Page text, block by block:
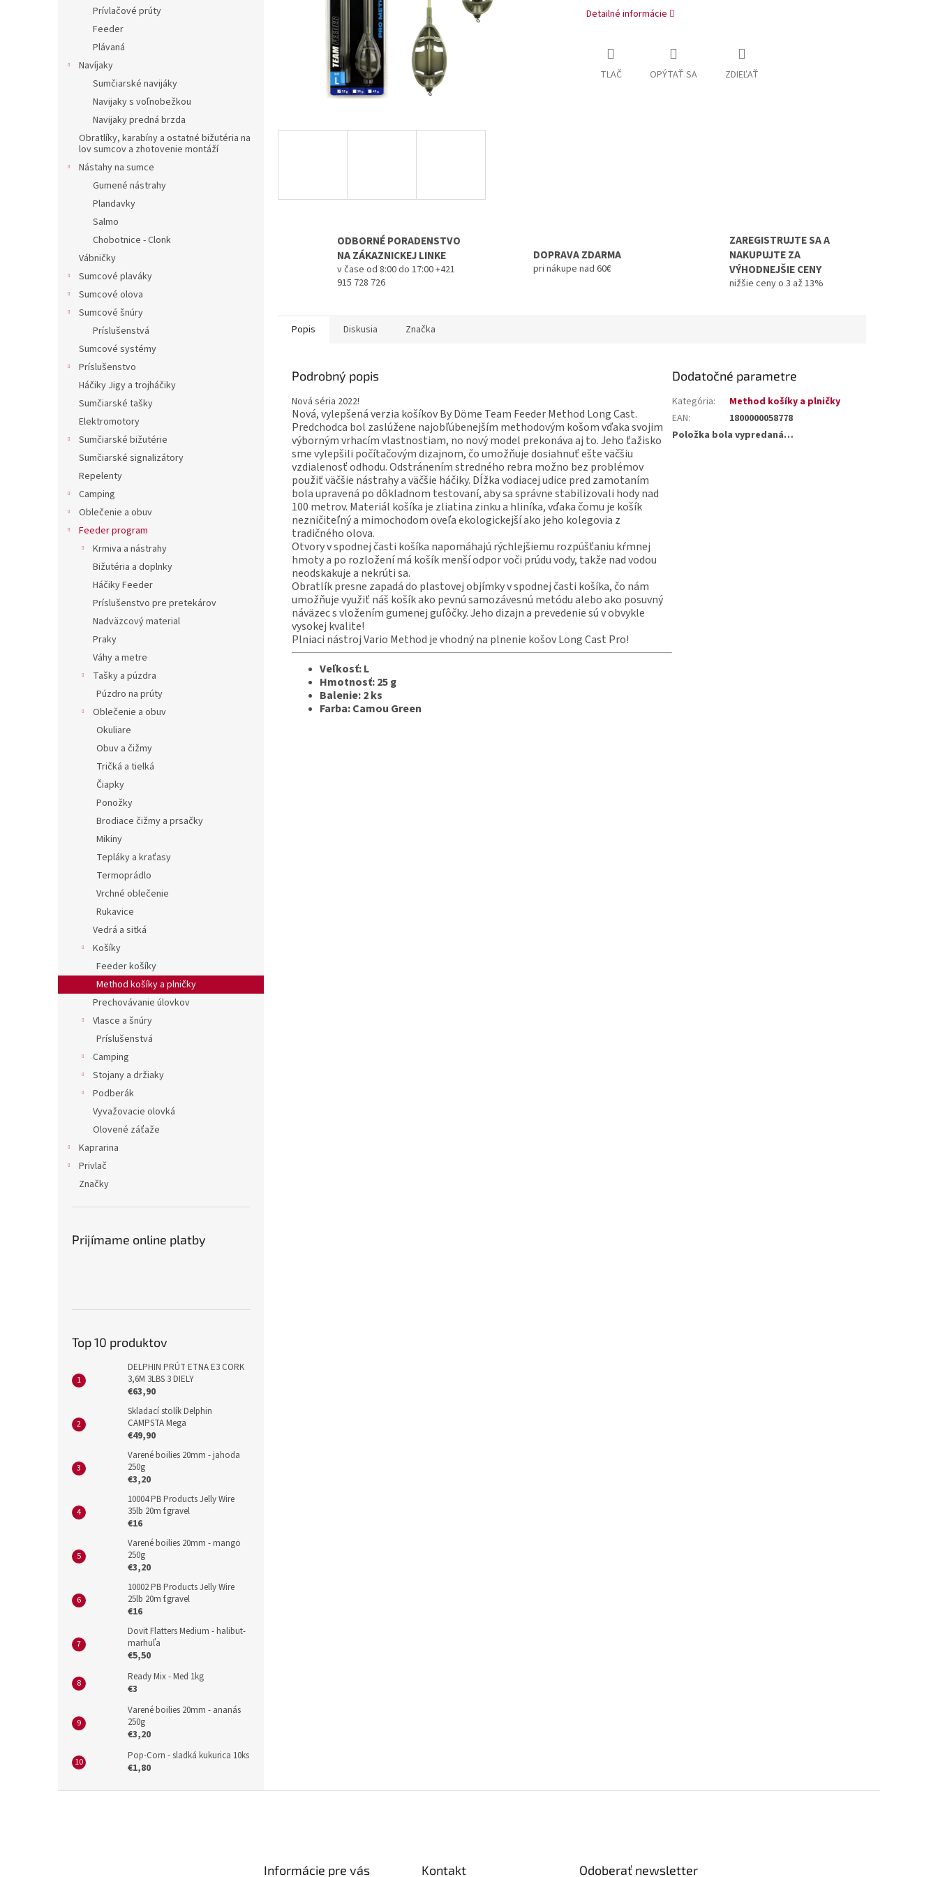
Prívlačové prúty
Feeder
Plávaná
Navíjaky
Sumčiarské navijáky
Navijaky s voľnobežkou
Navijaky predná brzda
Obratlíky, karabíny a ostatné bižutéria na
lov sumcov a zhotovenie montáží
Nástahy na sumce
Gumené nástrahy
Plandavky
Salmo
Chobotnice - Clonk
Vábničky
Sumcové plaváky
Sumcové olova
Sumcové šnúry
Príslušenstvá
Sumcové systémy
Príslušenstvo
Háčiky Jigy a trojháčiky
Sumčiarské tašky
Elektromotory
Sumčiarské bižutérie
Sumčiarské signalizátory
Repelenty
Camping
Oblečenie a obuv
Feeder program
Krmiva a nástrahy
Bižutéria a doplnky
Háčiky Feeder
Príslušenstvo pre pretekárov
Nadväzcový material
Praky
Váhy a metre
Tašky a púzdra
Púzdro na prúty
Oblečenie a obuv
Okuliare
Obuv a čižmy
Tričká a tielká
Čiapky
Ponožky
Brodiace čižmy a prsačky
Mikiny
Tepláky a kraťasy
Termoprádlo
Vrchné oblečenie
Rukavice
Vedrá a sitká
Košíky
Feeder košíky
Method košíky a plničky
Prechovávanie úlovkov
Vlasce a šnúry
Príslušenstvá
Camping
Stojany a držiaky
Podberák
Vyvažovacie olovká
Olovené záťaže
Kaprarina
Privlač
Značky
Prijímame online platby
Top 10 produktov
DELPHIN PRÚT ETNA E3 CORK
3,6M 3LBS 3 DIELY
€63,90
Skladací stolík Delphin
CAMPSTA Mega
€49,90
Varené boilies 20mm - jahoda
250g
€3,20
10004 PB Products Jelly Wire
35lb 20m f.gravel
€16
Varené boilies 20mm - mango
250g
€3,20
10002 PB Products Jelly Wire
25lb 20m f.gravel
€16
Dovit Flatters Medium - halibut-
marhuľa
€5,50
Ready Mix - Med 1kg
€3
Varené boilies 20mm - ananás
250g
€3,20
Pop-Corn - sladká kukurica 10ks
€1,80
Detailné informácie
TLAČ OPÝTAŤ SA ZDIEĽAŤ
ODBORNÉ PORADENSTVO
NA ZÁKAZNICKEJ LINKE
v čase od 8:00 do 17:00 +421
915 728 726
DOPRAVA ZDARMA
pri nákupe nad 60€
ZAREGISTRUJTE SA A
NAKUPUJTE ZA
VÝHODNEJŠIE CENY
nižšie ceny o 3 až 13%
Popis Diskusia Značka
Podrobný popis
Nová séria 2022!
Nová, vylepšená verzia košíkov By Döme Team Feeder Method Long Cast.
Predchodca bol zaslúžene najobľúbenejším methodovým košom vďaka svojim
výborným vrhacím vlastnostiam, no nový model prekonáva aj to. Jeho ťažisko
sme vylepšili počítačovým dizajnom, čo umožňuje dosiahnuť ešte väčšiu
vzdialenosť odhodu. Odstránením stredného rebra možno bez problémov
použiť väčšie nástrahy a väčšie háčiky. Dĺžka vodiacej udice pred zamotaním
bola upravená po dôkladnom testovaní, aby sa správne stabilizovali hody nad
100 metrov. Materiál košíka je zliatina zinku a hliníka, vďaka čomu je košík
nezničiteľný a mimochodom oveľa ekologickejší ako jeho kolegovia z
tradičného olova.
Otvory v spodnej časti košíka napomáhajú rýchlejšiemu rozpúšťaniu kŕmnej
hmoty a po rozložení má košík menší odpor voči prúdu vody, takže nad vodou
neodskakuje a nekrúti sa.
Obratlík presne zapadá do plastovej objímky v spodnej časti košíka, čo nám
umožňuje využiť náš košík ako pevnú samozávesnú metódu alebo ako posuvný
náväzec s vložením gumenej guľôčky. Jeho dizajn a prevedenie sú v obvykle
vysokej kvalite!
Plniaci nástroj Vario Method je vhodný na plnenie košov Long Cast Pro!
Veľkosť: L
Hmotnosť: 25 g
Balenie: 2 ks
Farba: Camou Green
Dodatočné parametre
Kategória:
Method košíky a plničky
EAN:
1800000058778
Položka bola vypredaná…
Informácie pre vás Kontakt Odoberať newsletter